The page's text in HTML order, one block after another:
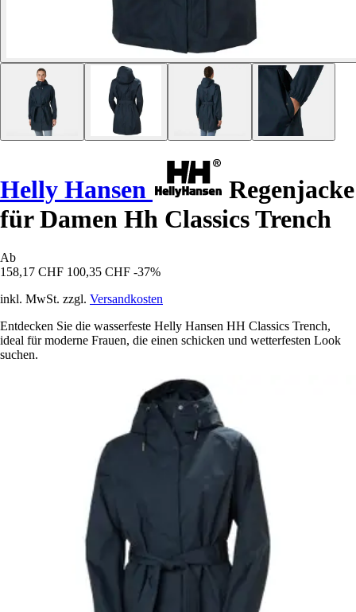
Helly Hansen
Regenjacke
für Damen Hh Classics Trench
Ab
158,17 CHF 100,35 CHF -37%
inkl. MwSt. zzgl. Versandkosten
Entdecken Sie die wasserfeste Helly Hansen HH Classics Trench,
ideal für moderne Frauen, die einen schicken und wetterfesten Look
suchen.